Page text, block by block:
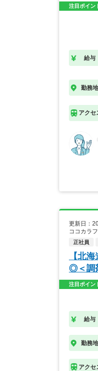
注目ポイン
給与
勤務地
アクセ
更新日：
ココカラ
正社員
【北
◎＜調
注目ポイン
給与
勤務地
アクセ